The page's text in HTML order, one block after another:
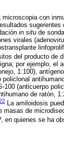
con
in situ de
virales
del producto de
por ejemplo, el
1:100),
(anticuerpo
de ratón,
La amiloidosis
de
quienes se ha